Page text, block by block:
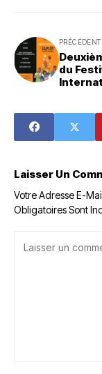
PRÉCÉDENT
du
Laisser Un
Votre Adresse E-
Obligatoires Sont